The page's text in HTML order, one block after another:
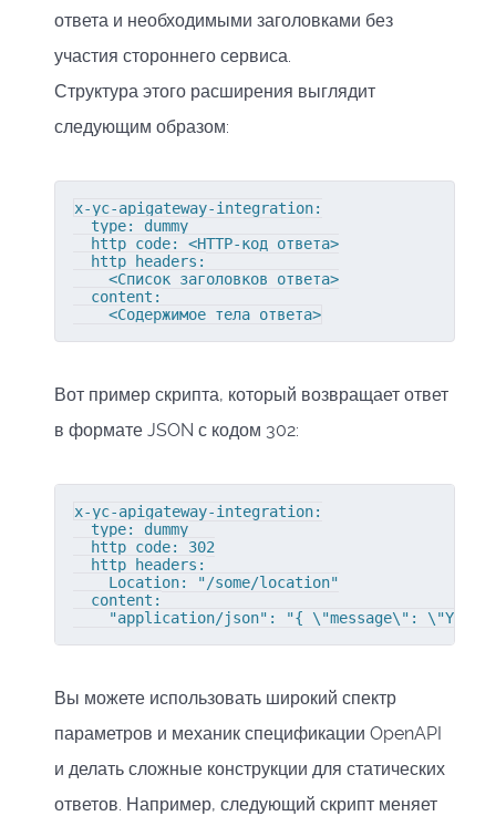
ответа и необходимыми заголовками без
участия стороннего сервиса.
Структура этого расширения выглядит
следующим образом:
x-yc-apigateway-integration:
  type: dummy
  http_code: <HTTP-код ответа>
  http_headers:
    <Список заголовков ответа>
  content:
    <Содержимое тела ответа>
Вот пример скрипта, который возвращает ответ
в формате JSON с кодом 302:
x-yc-apigateway-integration:
  type: dummy
  http_code: 302
  http_headers:
    Location: "/some/location"
  content:
"application/json": "{ \"message\":
Вы можете использовать широкий спектр
параметров и механик спецификации OpenAPI
и делать сложные конструкции для статических
ответов. Например, следующий скрипт меняет